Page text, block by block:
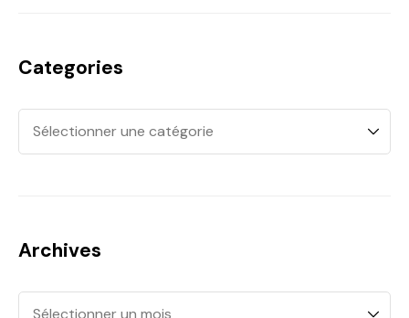
Categories
Archives